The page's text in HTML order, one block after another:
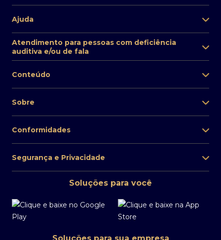
Ajuda
Atendimento para pessoas com deficiência
auditiva e/ou de fala
Conteúdo
Sobre
Conformidades
Segurança e Privacidade
Soluções para você